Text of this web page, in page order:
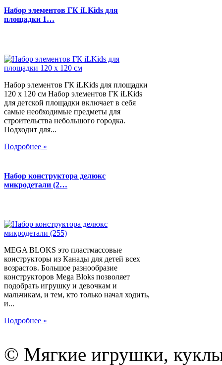
Набор элементов ГК iLKids для
площадки 1…
Набор элементов ГК iLKids для площадки
120 х 120 см Набор элементов ГК iLKids
для детской площадки включает в себя
самые необходимые предметы для
строительства небольшого городка.
Подходит для...
Подробнее »
Набор конструктора делюкс
микродетали (2…
MEGA BLOKS это пластмассовые
конструкторы из Канады для детей всех
возрастов. Большое разнообразие
конструкторов Mega Bloks позволяет
подобрать игрушку и девочкам и
мальчикам, и тем, кто только начал ходить,
и...
Подробнее »
© Мягкие игрушки,